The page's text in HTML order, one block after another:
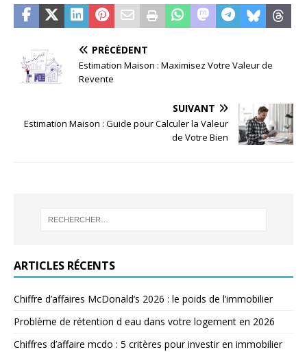
PRÉCÉDENT
Estimation Maison : Maximisez Votre Valeur de
Revente
SUIVANT
Estimation Maison : Guide pour Calculer la Valeur
de Votre Bien
ARTICLES RÉCENTS
Chiffre d’affaires McDonald’s 2026 : le poids de l’immobilier
Problème de rétention d eau dans votre logement en 2026
Chiffres d’affaire mcdo : 5 critères pour investir en immobilier